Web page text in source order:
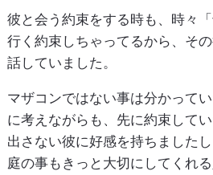
彼と会う約束をする時も、時々
行く約束しちゃってるから、そ
話していました。
マザコンではない事は分かって
に考えながらも、先に約束して
出さない彼に好感を持ちました
庭の事もきっと大切にしてくれ